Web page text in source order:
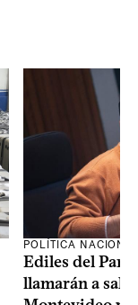
POLÍTICA
Ediles del
llamarán a sala